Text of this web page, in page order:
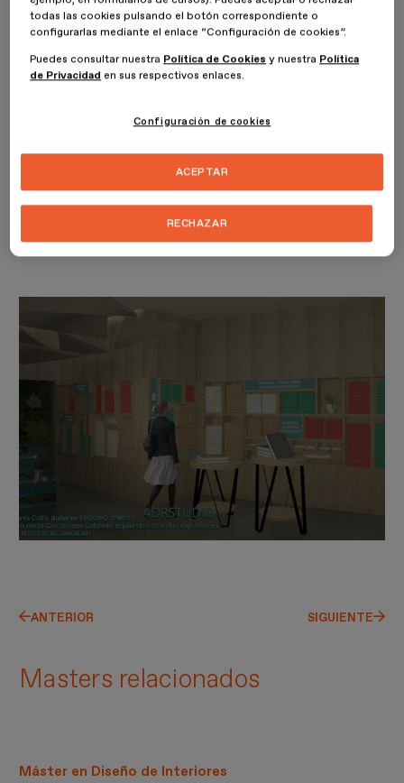
Siguiendo la tendencia Nurture, el espacio está rodeado de
materiales nobles con un muro verde que conecta al consumidor
con la naturaleza, transportándolo a la relajación a través del uso
de placas de melamina, enchapados de madera de pino, placas
pisos de hormigón pulido, mobiliario en maderas naturales y hierro.
La función de interioristas no se concibe como la decoración del
espacio, ya que no se trata solo de la manipulación del volumen,
superficies o iluminación, sino de integrar elementos de psicología
ambiental, ergonomía, funcionalidad e incluso de aspectos
culturales de la zona.
ANTERIOR SIGUIENTE
Masters relacionados
Máster en Diseño de Interiores
todas las cookies pulsando el botón correspondiente o
configurarlas mediante el enlace “Configuración de cookies”.
Puedes consultar nuestra Política de Cookies y nuestra Política
de Privacidad en sus respectivos enlaces.
Configuración de cookies
RECHAZAR
ACEPTAR